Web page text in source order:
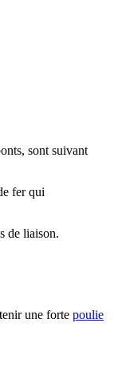
sont suivant
fer qui
de liaison.
une forte poulie